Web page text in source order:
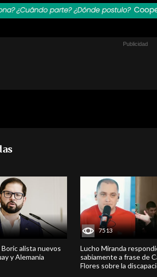
alista nuevos
y Alemania
7513
Lucho Miranda
sabiamente a frase de
Flores sobre la